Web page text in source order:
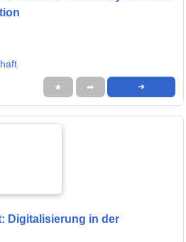
★ ➦ ➜
Digitalisierung in der